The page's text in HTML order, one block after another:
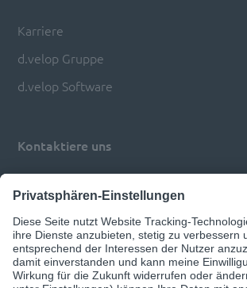
Karriere
d.velop Gruppe
d.velop Software
Kontaktiere uns
Impressum